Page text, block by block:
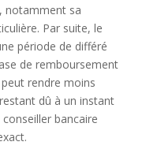
notamment sa
Par suite, le
période de différé
de remboursement
rendre moins
dû à un instant
bancaire